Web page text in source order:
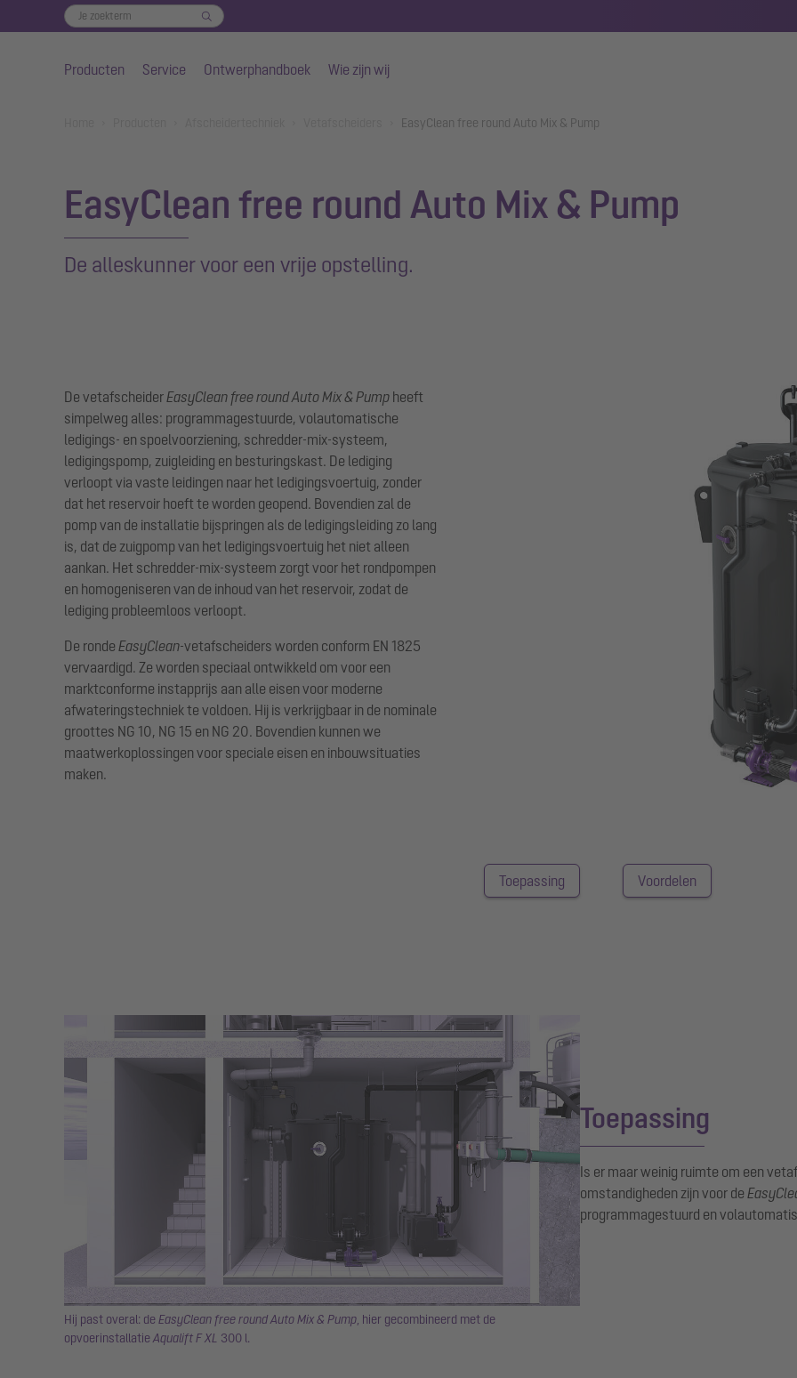
Producten Service Ontwerphandboek Wie zijn wij
EasyClean free round Auto Mix & Pump
EasyClean free round Auto Mix & Pump
De alleskunner voor een vrije opstelling.
De vetafscheiderEasyClean free round Auto Mix & Pump heeft
simpelweg alles: programmagestuurde, volautomatische
ledigings- en spoelvoorziening, schredder-mix-systeem,
ledigingspomp, zuigleiding en besturingskast. De lediging
verloopt via vaste leidingen naar het ledigingsvoertuig, zonder
dat het reservoir hoeft te worden geopend. Bovendien zal de
pomp van de installatie bijspringen als de ledigingsleiding zo lang
is, dat de zuigpomp van het ledigingsvoertuig het niet alleen
aankan. Het schredder-mix-systeem zorgt voor het rondpompen
en homogeniseren van de inhoud van het reservoir, zodat de
lediging probleemloos verloopt.
De ronde EasyClean-vetafscheiders worden conform EN 1825
vervaardigd. Ze worden speciaal ontwikkeld om voor een
marktconforme instapprijs aan alle eisen voor moderne
afwateringstechniek te voldoen. Hij is verkrijgbaar in de nominale
groottes NG 10, NG 15 en NG 20. Bovendien kunnen we
maatwerkoplossingen voor speciale eisen en inbouwsituaties
maken.
Toepassing Voordelen
Hij past overal: deEasyClean free round Auto Mix & Pump , hier gecombineerd met de
opvoerinstallatieAqualift F XL 300 l.
Toepassing
Is er maar weinig ruimte om een
omstandigheden zijn voor de
programmagestuurd en